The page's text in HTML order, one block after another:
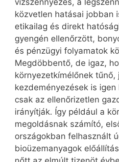
közvetlen hatásai jobban
etikailag és direkt
gyengén ellenőrzött,
és pénzügyi folyamatok
Megdöbbentő, de igaz,
környezetkímélőnek tűnő,
kezdeményezések is
csak az ellenőrizetlen
irányítják. Így például a
megoldásnak számító,
országokban felhasznált
bioüzemanyagok